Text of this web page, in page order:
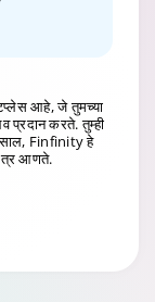
आहे, जे तुमच्या
प्रदान करते. तुम्ही
Finfinity हे
आणते.